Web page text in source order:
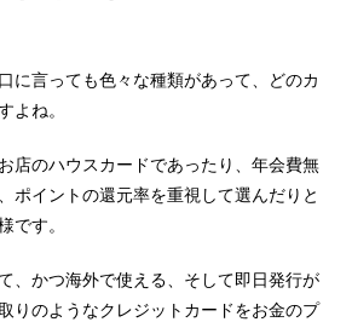
に言っても色々な種類があって、どのカ
よね。
店のハウスカードであったり、年会費無
ポイントの還元率を重視して選んだりと
です。
、かつ海外で使える、そして即日発行が
りのようなクレジットカードをお金のプ